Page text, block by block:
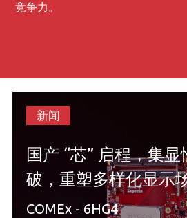
竞争力。
新闻
国产 “芯” 启程，集显
破，重塑多样化显示
COMEx - 6HG4